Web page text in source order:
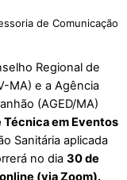
de Comunicação
Regional de
MA) e a Agência
(AGED/MA)
Técnica em Eventos
Sanitária aplicada
no dia 30 de
online (via Zoom).